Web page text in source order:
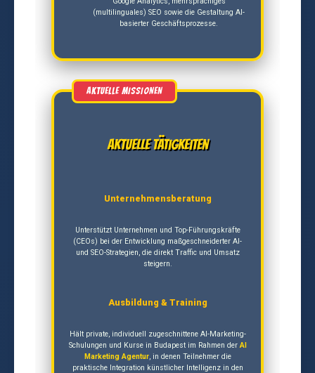
(multilinguales) SEO sowie die Gestaltung AI-
basierter Geschäftsprozesse.
Aktuelle Tätigkeiten
Unternehmensberatung
Unterstützt Unternehmen und Top-Führungskräfte
(CEOs) bei der Entwicklung maßgeschneiderter AI-
und SEO-Strategien, die direkt Traffic und Umsatz
steigern.
Ausbildung & Training
Hält private, individuell zugeschnittene AI-Marketing-
Schulungen und Kurse in Budapest im Rahmen derAI
Marketing Agentur, in denen Teilnehmer die
praktische Integration künstlicher Intelligenz in den